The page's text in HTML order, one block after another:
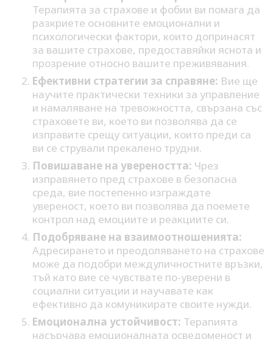
Терапията за страхове и фобии ви помага да
разкриете основните емоционални и
психологически фактори, които допринасят
за вашите страхове, предоставяйки яснота и
прозрение относно вашите преживявания.
Ефективни стратегии за справяне: Вие ще
научите практически техники за управление
и намаляване на тревожността, свързана със
страховете ви, което ви позволява да се
изправите срещу ситуации, които преди са
ви се стрували прекалено трудни.
Повишаване на увереността: Чрез
изправянето пред страхове в безопасна
среда, вие постепенно изграждате
увереност, което ви позволява да поемете
контрол над емоциите и реакциите си.
Подобряване на взаимоотношенията:
Адресирането и преодоляването на страхове
може да подобри междуличностните връзки,
тъй като вие се чувствате по-уверени в
социални ситуации и научавате как
ефективно да комуникирате своите нужди.
Емоционална устойчивост: Терапията
насърчава емоционалната осведоменост и